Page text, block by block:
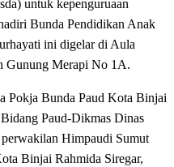
untuk kepenguruaan
Bunda Pendidikan Anak
ini digelar di Aula
Gunung Merapi No 1A.
Pokja Bunda Paud Kota Binjai
Paud-Dikmas Dinas
Himpaudi Sumut
Binjai Rahmida Siregar,